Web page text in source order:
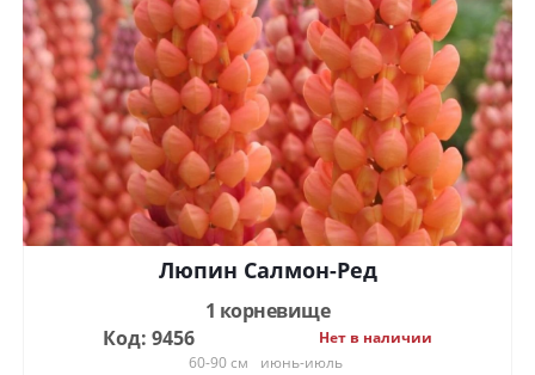
Люпин Салмон-Ред
1 корневище
Код: 9456
Нет в наличии
60-90 см
июнь-июль